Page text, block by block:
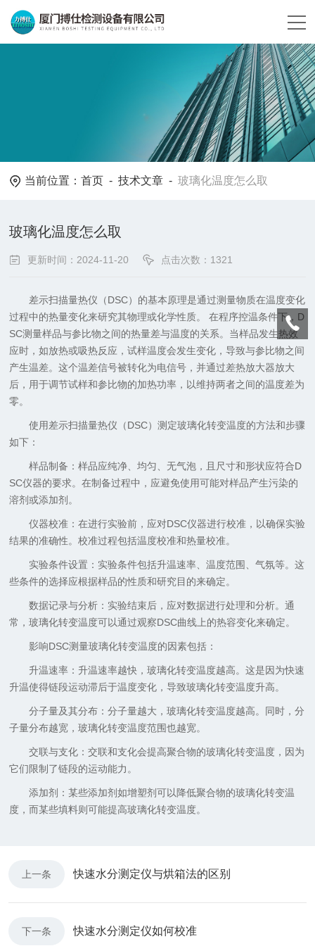
当前位置：首页 -技术文章 -玻璃化温度怎么取
玻璃化温度怎么取
更新时间：2024-11-20 点击次数：1321
差示扫描量热仪（DSC）的基本原理是通过测量物质在温度变化
过程中的热量变化来研究其物理或化学性质。‌ 在程序控温条件下，D
SC测量样品与参比物之间的热量差与温度的关系。当样品发生热效
应时，如放热或吸热反应，试样温度会发生变化，导致与参比物之间
产生温差。这个温差信号被转化为电信号，并通过差热放大器放大
后，用于调节试样和参比物的加热功率，以维持两者之间的温度差为
零。
使用差示扫描量热仪（DSC）测定玻璃化转变温度的方法和步骤
如下‌：‌
‌样品制备‌：样品应纯净、均匀、无气泡，且尺寸和形状应符合D
SC仪器的要求。在制备过程中，应避免使用可能对样品产生污染的
溶剂或添加剂。
‌仪器校准‌：在进行实验前，应对DSC仪器进行校准，以确保实验
结果的准确性。校准过程包括温度校准和热量校准。
‌实验条件设置‌：实验条件包括升温速率、温度范围、气氛等。这
些条件的选择应根据样品的性质和研究目的来确定。
‌数据记录与分析‌：实验结束后，应对数据进行处理和分析。通
常，玻璃化转变温度可以通过观察DSC曲线上的热容变化来确定。
‌影响DSC测量玻璃化转变温度的因素包括‌：
‌升温速率‌：升温速率越快，玻璃化转变温度越高。这是因为快速
升温使得链段运动滞后于温度变化，导致玻璃化转变温度升高。
‌分子量及其分布‌：分子量越大，玻璃化转变温度越高。同时，分
子量分布越宽，玻璃化转变温度范围也越宽。
‌交联与支化‌：交联和支化会提高聚合物的玻璃化转变温度，因为
它们限制了链段的运动能力。
‌添加剂‌：某些添加剂如增塑剂可以降低聚合物的玻璃化转变温
度，而某些填料则可能提高玻璃化转变温度。
上一条 快速水分测定仪与烘箱法的区别
下一条 快速水分测定仪如何校准